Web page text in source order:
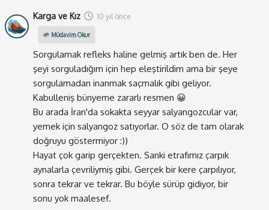
edindiğim bilgiden bile daha değerli olduğuna inanırım.
Bir müddet sonra bunu yaşam tarzı haline de
zihniniz adeta kendi kendine Ne-Neden-Nasıl
sormayı öğreniyor. Bu öğrenme ve uygulama ile bazen
öylesine şaşıp kalıyorsunuz ki; hayatınız boyunca doğru
sandığınız bir şeyin, aslında yanlış olduğunu
anlıyorsunuz.
Dünya’nın yuvarlak olduğunu iddia eden adamın, deli
olarak idam edilmesini hatırladım birden. Bu da doğru
bir bilginin, yine sorgulanmadan yanlış olarak
algılanmasının en güzel örneğidir. Aslında yapılan aynı
Karga ve Kız 10 yıl önce
🌱 Müdavim Okur
Sorgulamak refleks haline gelmiş artık ben de. Her
şeyi sorguladığım için hep eleştirildim ama bir şeye
sorgulamadan inanmak saçmalık gibi geliyor.
Kabulleniş bünyeme zararlı resmen 😀
Bu arada İran'da sokakta seyyar salyangozcular var,
yemek için salyangoz satıyorlar. O söz de tam olarak
doğruyu göstermiyor :))
Hayat çok garip gerçekten. Sanki etrafımız çarpık
aynalarla çevriliymiş gibi. Gerçek bir kere çarpılıyor,
sonra tekrar ve tekrar. Bu böyle sürüp gidiyor, bir
sonu yok maalesef.